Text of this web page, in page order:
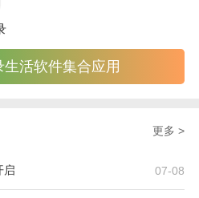
活软件集合应用
更多 >
启 07-08